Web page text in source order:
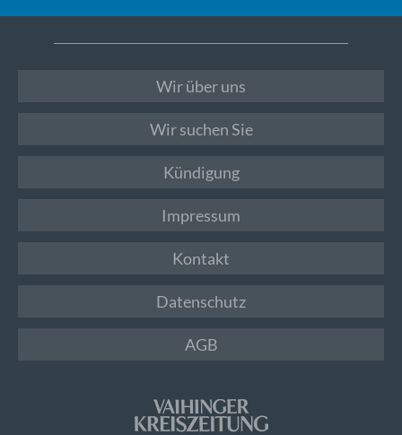
Wir über uns
Wir suchen Sie
Kündigung
Impressum
Kontakt
Datenschutz
AGB